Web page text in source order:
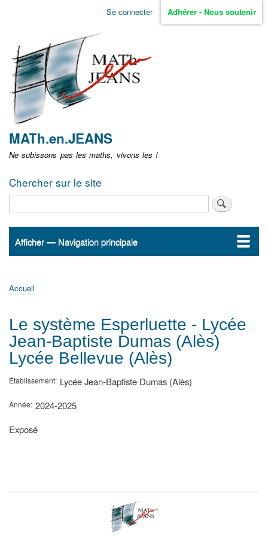
Aller
non
identifié
Se connecter Adhérer - Nous soutenir
MATh.en.JEANS
Ne subissons pas les maths, vivons les !
Chercher sur le site
Navigation
Afficher — Navigation principale
Accueil
ActualitésMATh.en.JEANS ?
Régions et Ateliers
Créer, gérer un atelier
Sujets/Publications
Congrès
d'Ariane
Accueil
Le système Esperluette - Lycée
Jean-Baptiste Dumas (Alès)
Lycée Bellevue (Alès)
Établissement Lycée Jean-Baptiste Dumas (Alès)
Année 2024-2025
Type
Exposé